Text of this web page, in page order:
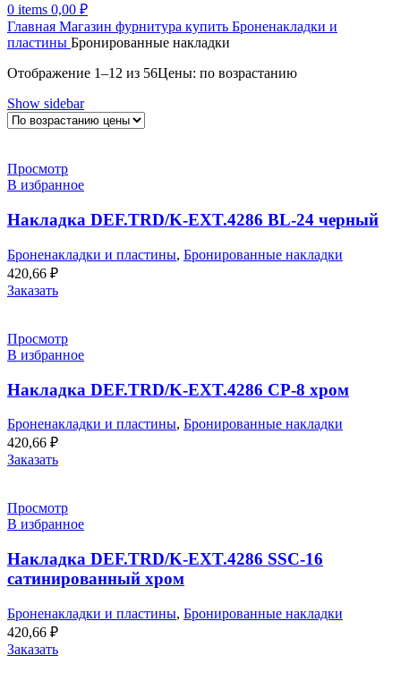
0 items 0,00 ₽
Главная Магазин фурнитура купить Броненакладки и
пластины Бронированные накладки
Отображение 1–12 из 56Цены: по возрастанию
Show sidebar
Просмотр
В избранное
Накладка DEF.TRD/K-EXT.4286 BL-24 черный
Броненакладки и пластины, Бронированные накладки
420,66 ₽
Заказать
Просмотр
В избранное
Накладка DEF.TRD/K-EXT.4286 CP-8 хром
Броненакладки и пластины, Бронированные накладки
420,66 ₽
Заказать
Просмотр
В избранное
Накладка DEF.TRD/K-EXT.4286 SSC-16
сатинированный хром
Броненакладки и пластины, Бронированные накладки
420,66 ₽
Заказать